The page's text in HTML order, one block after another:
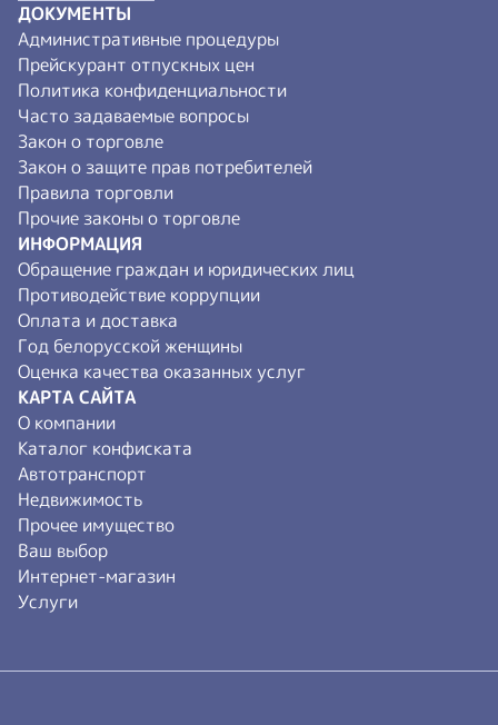
ДОКУМЕНТЫ
Административные процедуры
Прейскурант отпускных цен
Политика конфиденциальности
Часто задаваемые вопросы
Закон о торговле
Закон о защите прав потребителей
Правила торговли
Прочие законы о торговле
ИНФОРМАЦИЯ
Обращение граждан и юридических лиц
Противодействие коррупции
Оплата и доставка
Год белорусской женщины
Оценка качества оказанных услуг
КАРТА САЙТА
О компании
Каталог конфиската
Автотранспорт
Недвижимость
Прочее имущество
Ваш выбор
Интернет-магазин
Услуги